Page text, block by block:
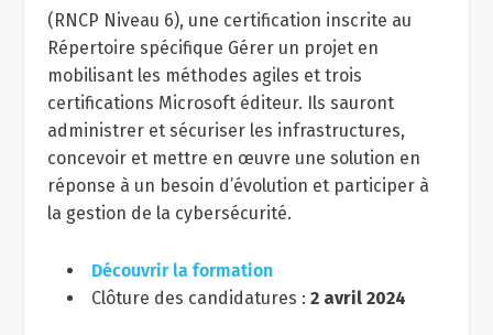
(RNCP Niveau 6), une certification inscrite au
Répertoire spécifique Gérer un projet en
mobilisant les méthodes agiles et trois
certifications Microsoft éditeur. Ils sauront
administrer et sécuriser les infrastructures,
concevoir et mettre en œuvre une solution en
réponse à un besoin d’évolution et participer à
la gestion de la cybersécurité.
Découvrir la formation
Clôture des candidatures : 2 avril 2024